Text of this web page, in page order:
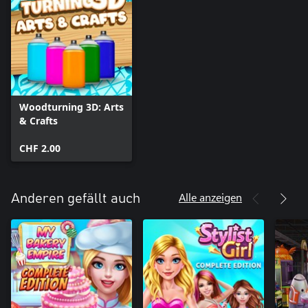
Woodturning 3D: Arts
& Crafts
CHF 2.00
Anderen gefällt auch Alle anzeigen